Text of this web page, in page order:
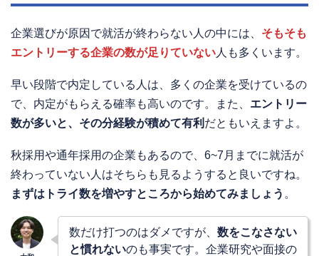
企業選びが原因で就活が終わらない人の中には、 そもそも
エントリーする企業の数が足りていない人も多くいます。
早い段階で内定している人は、多くの企業を受けているの
で、内定がもらえる確率も高いのです。また、 エントリー
数が多いと、その分経験が積めて有利 だともいえますよ。
秋採用や通年採用の企業もあるので、6~7月までに就活が
終わっていない人はそちらも見るようすると良いですね。
まずはトライ数を増やすところから始めてみましょう 。
数だけ打つのはダメですが、 数をこなさない
と慣れないのも事実です。企業研究や面接の